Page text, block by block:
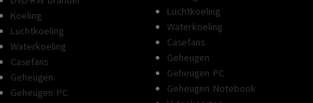
Koeling
Luchtkoeling
Waterkoeling
Casefans
Geheugen
Geheugen PC
Luchtkoeling
Waterkoeling
Casefans
Geheugen
Geheugen PC
Geheugen Notebook